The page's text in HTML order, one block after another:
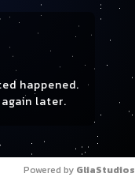
happened.
later.
Powered by GliaStudios